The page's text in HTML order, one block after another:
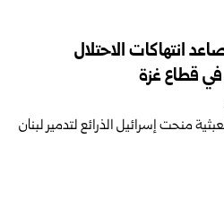
انتهاكات الاحتلال
في قطاع غزة